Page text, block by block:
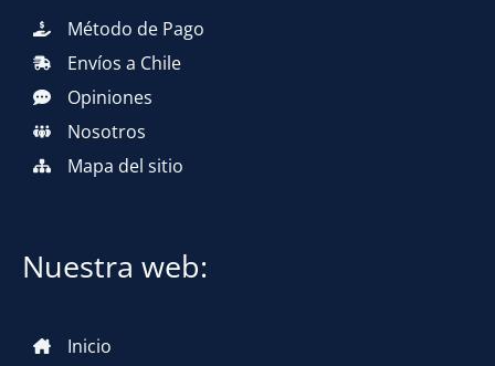
Método de Pago
Envíos a Chile
Opiniones
Nosotros
Mapa del sitio
Nuestra web:
Inicio